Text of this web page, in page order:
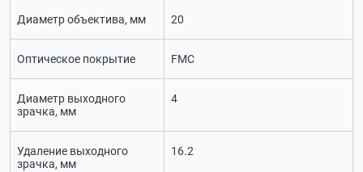
Диаметр объектива, мм 20
Оптическое покрытие FMC
Диаметр выходного
зрачка, мм
4
Удаление выходного
зрачка, мм
16.2